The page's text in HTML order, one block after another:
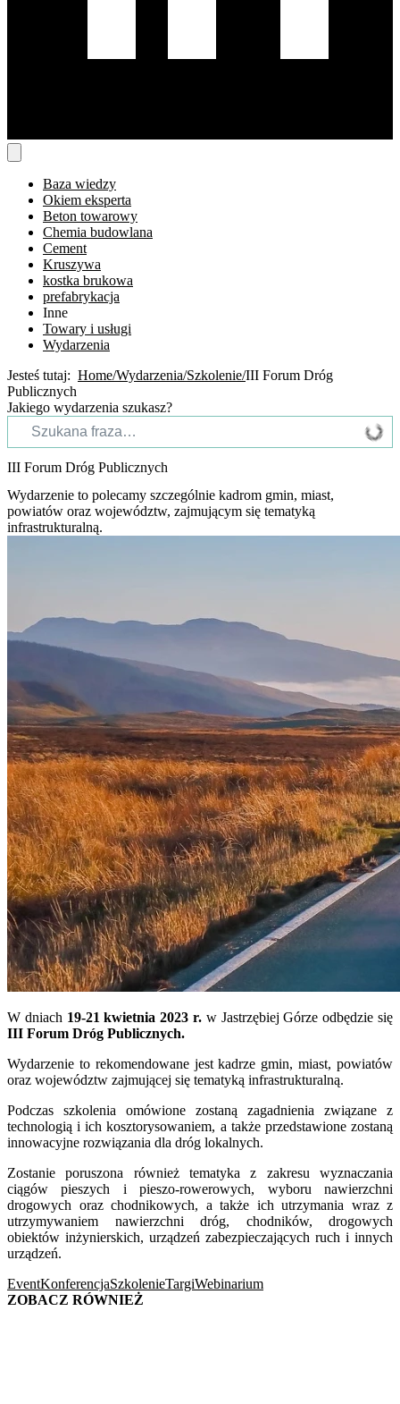
Baza wiedzy
Okiem eksperta
Beton towarowy
Chemia budowlana
Cement
Kruszywa
kostka brukowa
prefabrykacja
Inne
Towary i usługi
Wydarzenia
Jesteś tutaj: Home Wydarzenia Szkolenie III Forum Dróg
Publicznych
Jakiego wydarzenia szukasz?
III Forum Dróg Publicznych
Wydarzenie to polecamy szczególnie kadrom gmin, miast,
powiatów oraz województw, zajmującym się tematyką
infrastrukturalną.
W dniach 19-21 kwietnia 2023 r. w Jastrzębiej Górze odbędzie się
III Forum Dróg Publicznych.
Wydarzenie to rekomendowane jest kadrze gmin, miast, powiatów
oraz województw zajmującej się tematyką infrastrukturalną.
Podczas szkolenia omówione zostaną zagadnienia związane z
technologią i ich kosztorysowaniem, a także przedstawione zostaną
innowacyjne rozwiązania dla dróg lokalnych.
Zostanie poruszona również tematyka z zakresu wyznaczania
ciągów pieszych i pieszo-rowerowych, wyboru nawierzchni
drogowych oraz chodnikowych, a także ich utrzymania wraz z
utrzymywaniem nawierzchni dróg, chodników, drogowych
obiektów inżynierskich, urządzeń zabezpieczających ruch i innych
urządzeń.
EventKonferencjaSzkolenieTargiWebinarium
ZOBACZ RÓWNIEŻ